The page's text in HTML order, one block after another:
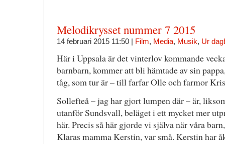
Melodikrysset nummer 7 2015
14 februari 2015 11:50 | Film, Media, Musik, Ur
Här i Uppsala är det vinterlov kommande
barnbarn, kommer att bli hämtade av sin
tåg, som tur är – till farfar Olle och farmor
Sollefteå – jag har gjort lumpen där – är,
utanför Sundsvall, beläget i ett mycket mer
här. Precis så här gjorde vi själva när våra
Klaras mamma Kerstin, var små. Kerstin har